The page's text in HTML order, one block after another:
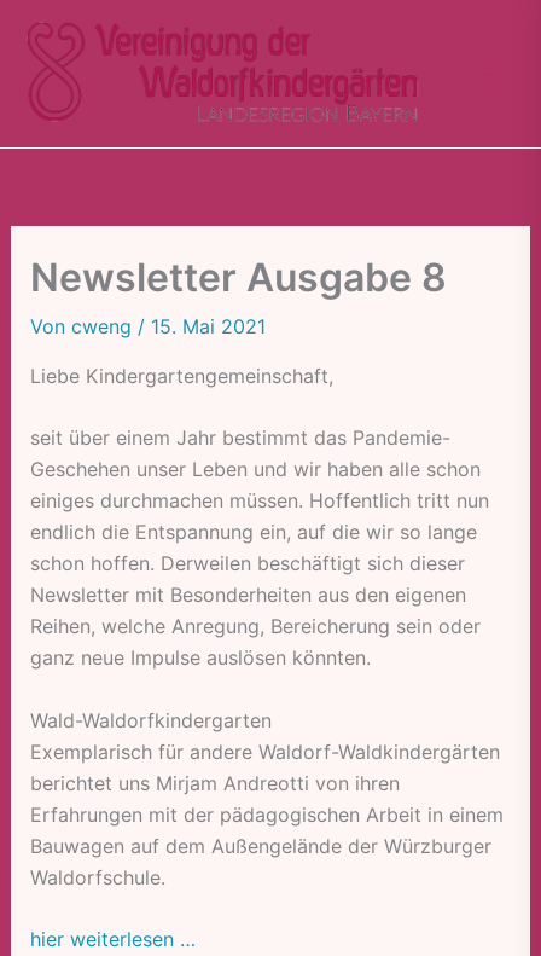
Inhalt
springen
Newsletter Ausgabe 8
Von cweng / 15. Mai 2021
Liebe Kindergartengemeinschaft,
seit über einem Jahr bestimmt das Pandemie-
Geschehen unser Leben und wir haben alle schon
einiges durchmachen müssen. Hoffentlich tritt nun
endlich die Entspannung ein, auf die wir so lange
schon hoffen. Derweilen beschäftigt sich dieser
Newsletter mit Besonderheiten aus den eigenen
Reihen, welche Anregung, Bereicherung sein oder
ganz neue Impulse auslösen könnten.
Wald-Waldorfkindergarten
Exemplarisch für andere Waldorf-Waldkindergärten
berichtet uns Mirjam Andreotti von ihren
Erfahrungen mit der pädagogischen Arbeit in einem
Bauwagen auf dem Außengelände der Würzburger
Waldorfschule.
hier weiterlesen …